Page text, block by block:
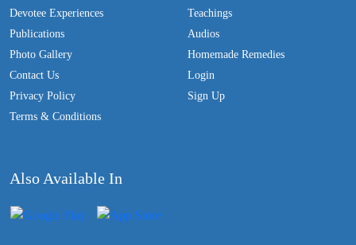
Devotee Experiences
Publications
Photo Gallery
Contact Us
Privacy Policy
Terms & Conditions
Teachings
Audios
Homemade Remedies
Login
Sign Up
Also Available In